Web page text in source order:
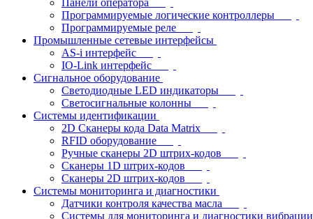
Панели оператора
Программируемые логические контроллеры
Программируемые реле
Промышленные сетевые интерфейсы
AS-i интерфейс
IO-Link интерфейс
Сигнальное оборудование
Светодиодные LED индикаторы
Светосигнальные колонны
Системы идентификации
2D Сканеры кода Data Matrix
RFID оборудование
Ручные сканеры 2D штрих-кодов
Сканеры 1D штрих-кодов
Сканеры 2D штрих-кодов
Системы мониторинга и диагностики
Датчики контроля качества масла
Системы для мониторинга и диагностики вибрации